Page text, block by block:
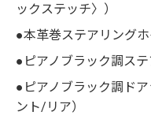
ックステッチ〉）
●本革巻ステアリング
●ピアノブラック調ス
●ピアノブラック調ド
ント/リア）